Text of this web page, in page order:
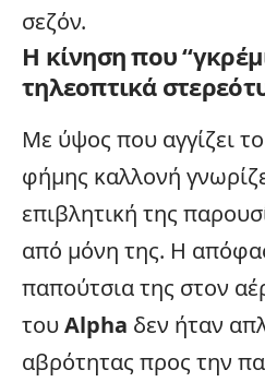
σεζόν.
Η κίνηση που
τηλεοπτικά
Με ύψος που αγγίζει
φήμης καλλονή
επιβλητική της
από μόνη της. Η
παπούτσια της στον
τουAlpha δεν ήταν
αβρότητας προς την